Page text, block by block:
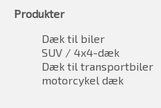
Produkter
Dæk til biler
SUV / 4x4-dæk
Dæk til transportbiler
motorcykel dæk